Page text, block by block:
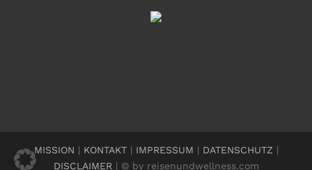
MISSION | KONTAKT| IMPRESSUM | DATENSCHUTZ |
DISCLAIMER| © by reisenundwellness.com